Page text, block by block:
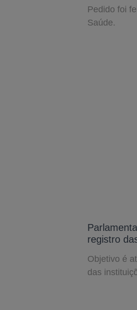
Pedido foi
Saúde.
registro
Objetivo é
das